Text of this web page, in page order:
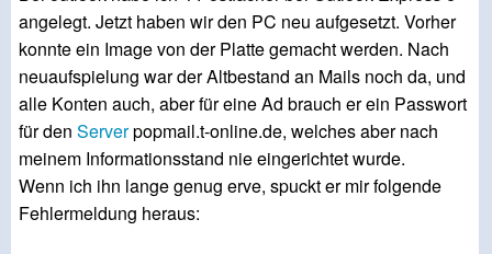
angelegt. Jetzt haben wir den PC neu aufgesetzt. Vorher
konnte ein Image von der Platte gemacht werden. Nach
neuaufspielung war der Altbestand an Mails noch da, und
alle Konten auch, aber für eine Ad brauch er ein Passwort
für den Serverpopmail.t-online.de, welches aber nach
meinem Informationsstand nie eingerichtet wurde.
Wenn ich ihn lange genug erve, spuckt er mir folgende
Fehlermeldung heraus: